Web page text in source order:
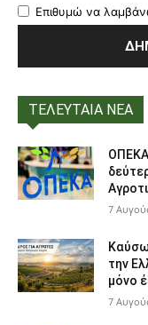
Επιθυμώ να
ΤΕΛΕΥΤΑΙΑ ΝΕΑ
7
την
μόνο
7